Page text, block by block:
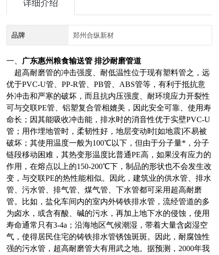
详细介绍
品牌 郑州合纵新材
一、 广东惠州粮食输送管 排沙耐磨管道
超高耐磨管的冲击强度、耐低温性位于现有塑料管之，远
优于PVC-U管、PP-R管、PB管、ABS管等，有利于抵抗意
外冲击和严寒的破坏，而且抗内压强度、耐环境应力开裂性
可与交联PE管、铝塑复合管相媲美，因此安全可靠、使用寿
命长；因其能吸收冲击能，排水时的消音性优于实壁PVC-U
管；用作埋地管时，柔韧性好，地层变动时[如地震]不易被
破坏；其使用温度一般为100℃以下，但由于分子量*，分子
链段移动困难，其热变形温度比普通PE高，如果没有应力的
作用，在熔点以上的150-200℃下，制品的形状也不会发生改
变，与交联PE的热性能相似。因此，建筑业的供水管、排水
管、污水管、排气管、煤气管、下水管都可采用超高耐磨
管。比如，盐化车间内的室内外铸铁排水管，流经管道的多
为卤水，或含有酸、碱的污水，再加上地下水的侵蚀，使用
寿命通常只有3-4a；沿海地区气候潮湿，带着大量含卤湿空
气，使得居民住宅的铸铁排水管锈蚀斑斑。因此，耐腐蚀性
强的污水管，超高耐磨管大有用武之地。据预测，2000年我